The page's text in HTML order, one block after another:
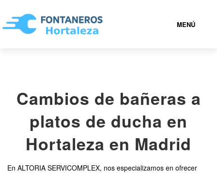
MENÚ
919 93 34 37
FONTANEROS HORTALEZA BARATOS
SERVICIOS
Cambios de bañeras a
platos de ducha en
Hortaleza en Madrid
En ALTORIA SERVICOMPLEX, nos especializamos en ofrecer